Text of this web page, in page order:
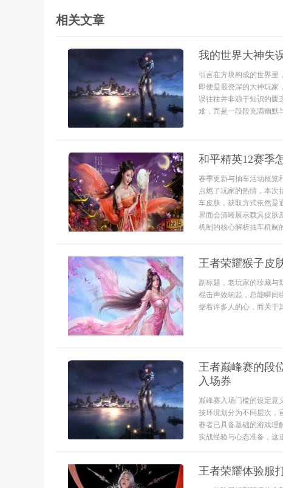
相关文章
我的世界大神失
引言在方块构成的世界里
即便是最资深的大神玩家
误往往并非源于知识的匮
难，而是一段段充满幽默
和平精英12赛季
赛季更新与抽车活动概览
点燃了玩家的热情，本次
车皮肤，获取方式依然是
界面会清晰展示载具皮肤
机制的核心解析抽车机制
王者荣耀猴子皮
副标题，老玩家的珍藏与
棍击声效响起，总能瞬间
据着许多人的心，而关于
王者巅峰赛的段
入场券
巅峰赛入场门槛的设定意
技环境划分为不同层次，
赛者已具备基础的游戏理
实战经验与心态准备，这
王者荣耀体验服